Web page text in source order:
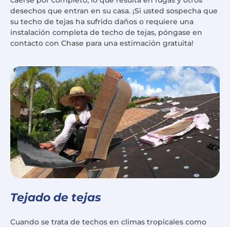
desechos que entran en su casa. ¡Si usted sospecha que
su techo de tejas ha sufrido daños o requiere una
instalación completa de techo de tejas, póngase en
contacto con Chase para una estimación gratuita!
Tejado de tejas
Cuando se trata de techos en climas tropicales como